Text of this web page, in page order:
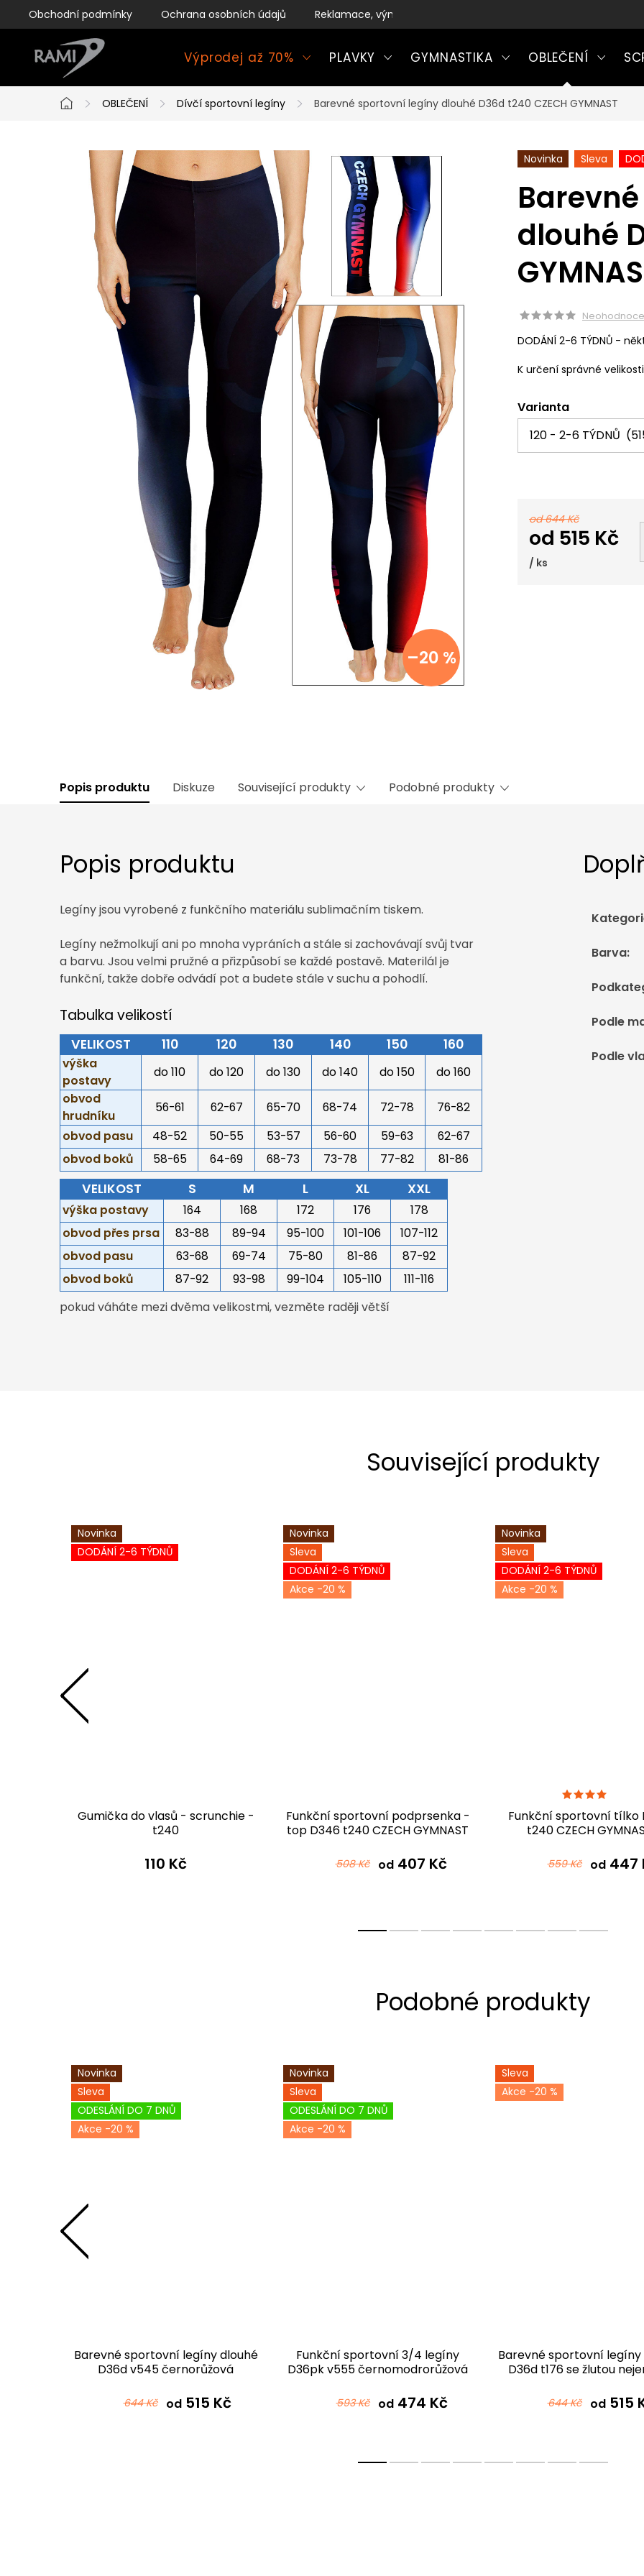
na
Obchodní podmínky Ochrana osobních údajů Reklamace, výměny a vrácení zboží
Výprodej až 70% PLAVKY GYMNASTIKA OBLEČENÍ
Domů
OBLEČENÍ Dívčí sportovní legíny Barevné sportovní legíny dlouhé D36d t240 CZECH GYMNAST
–20 %
Novinka Sleva
dlouhé
DODÁNÍ 2-6 TÝDNŮ -
K určení správné
Varianta
od 644 Kč
od 515 Kč
/ ks
Popis produktu Diskuze Související produkty Podobné produkty
Popis produktu
Legíny jsou vyrobené z funkčního materiálu sublimačním tiskem.
Legíny nežmolkují ani po mnoha vypráních a stále si zachovávají svůj tvar
a barvu. Jsou velmi pružné a přizpůsobí se každé postavě. Materilál je
funkční, takže dobře odvádí pot a budete stále v suchu a pohodlí.
Tabulka velikostí
VELIKOST 110 120 130 140 150 160
výška
postavy
do 110 do 120 do 130 do 140 do 150
do 160
obvod
hrudníku
56-61 62-67 65-70 68-74 72-78
76-82
obvod pasu
48-52 50-55 53-57 56-60 59-63
62-67
obvod boků
58-65 64-69 68-73 73-78 77-82 81-86
VELIKOST S M L XL XXL
výška postavy 164 168 172 176
178
obvod přes prsa
83-88 89-94 95-100 101-106
107-112
obvod pasu
63-68 69-74 75-80 81-86
87-92
obvod boků
87-92 93-98 99-104 105-110
111-116
pokud váháte mezi dvěma velikostmi, vezměte raději větší
Barva:
Podle
Podle
Související produkty
Novinka
DODÁNÍ 2-6 TÝDNŮ
Gumička do vlasů - scrunchie -
t240
110 Kč
Novinka
Sleva
DODÁNÍ 2-6 TÝDNŮ
-20 %
Funkční sportovní podprsenka -
top D346 t240 CZECH GYMNAST
508 Kč od407 Kč
Novinka
Sleva
DODÁNÍ 2-6 TÝDNŮ
-20 %
Funkční sportovní tílko
t240 CZECH
559 Kč od447
Novinka
Sleva
ODESLÁNÍ DO 7 DNŮ
-20 %
Barevné sportovní legíny dlouhé
D36d v545 černorůžová
644 Kč od515 Kč
Novinka
Sleva
ODESLÁNÍ DO 7 DNŮ
-20 %
Funkční sportovní 3/4 legíny
D36pk v555 černomodrorůžová
593 Kč od474 Kč
Sleva
-20 %
Barevné sportovní legíny
D36d t176 se žlutou
644 Kč od515